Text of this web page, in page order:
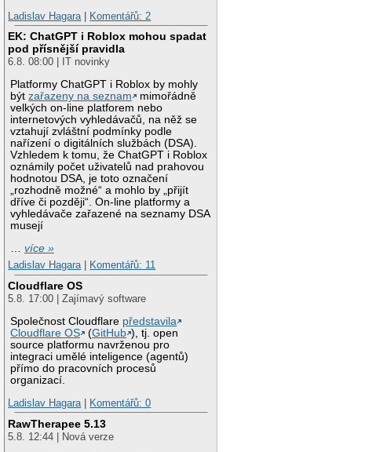
Ladislav Hagara
Komentářů: 2
EK: ChatGPT i Roblox mohou spadat
pod přísnější pravidla
6.8. 08:00 | IT novinky
Platformy ChatGPT i Roblox by mohly
býtzařazeny na seznam
mimořádně
velkých on-line platforem nebo
internetových vyhledávačů, na něž se
vztahují zvláštní podmínky podle
nařízení o digitálních službách (DSA).
Vzhledem k tomu, že ChatGPT i Roblox
oznámily počet uživatelů nad prahovou
hodnotou DSA, je toto označení
„rozhodně možné“ a mohlo by „přijít
dříve či později“. On-line platformy a
vyhledávače zařazené na seznamy DSA
musejí
…více »
Ladislav Hagara| Komentářů: 11
Cloudflare OS
5.8. 17:00 | Zajímavý software
Společnost Cloudflare představila
Cloudflare OS
(GitHub ), tj. open
source platformu navrženou pro
integraci umělé inteligence (agentů)
přímo do pracovních procesů
organizací.
Ladislav Hagara| Komentářů: 0
RawTherapee 5.13
5.8. 12:44 | Nová verze